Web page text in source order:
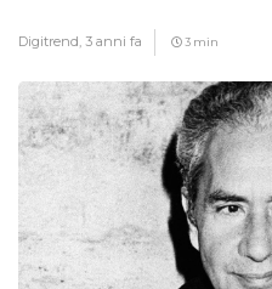
Digitrend, 3 anni fa 3 min